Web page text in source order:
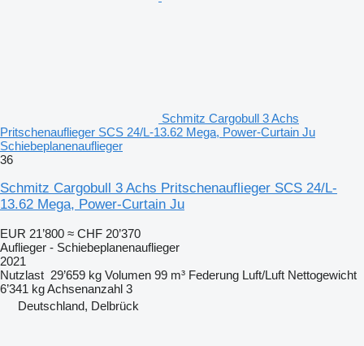
Schmitz Cargobull 3 Achs
Pritschenauflieger SCS 24/L-13.62 Mega, Power-Curtain Ju
Schiebeplanenauflieger
36
Schmitz Cargobull 3 Achs Pritschenauflieger SCS 24/L-
13.62 Mega, Power-Curtain Ju
EUR 21’800 ≈ CHF 20’370
Auflieger - Schiebeplanenauflieger
2021
Nutzlast 29’659 kg Volumen 99 m³ Federung Luft/Luft Nettogewicht
6’341 kgAchsenanzahl 3
Deutschland, Delbrück